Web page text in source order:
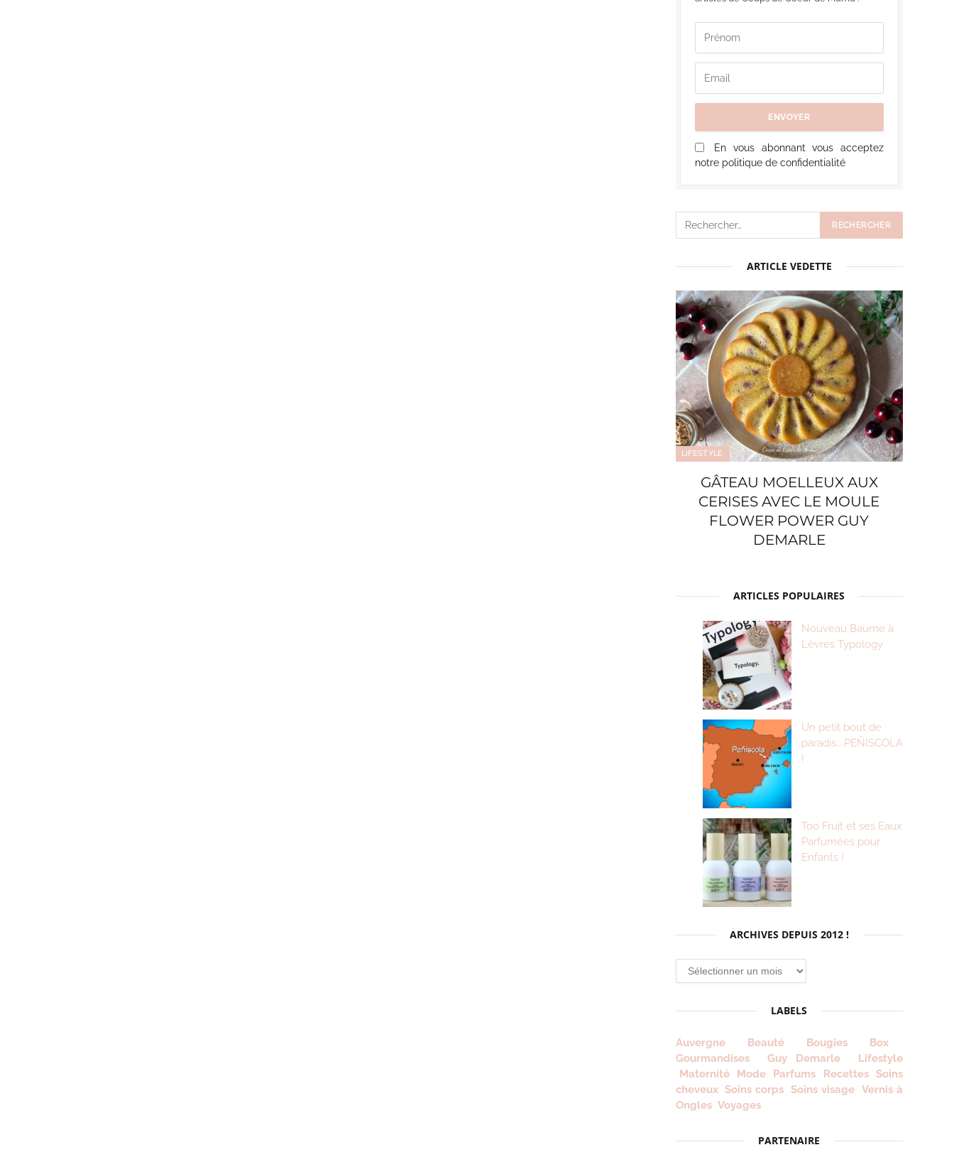
En vous abonnant vous acceptez
notre politique de confidentialité
ARTICLE VEDETTE
LIFESTYLE
GÂTEAU MOELLEUX AUX
CERISES AVEC LE MOULE
FLOWER POWER GUY
DEMARLE
ARTICLES POPULAIRES
Nouveau Baume à
Lèvres Typology
Un petit bout de
paradis… PEÑISCOLA
!
Too Fruit et ses Eaux
Parfumées pour
Enfants !
ARCHIVES DEPUIS 2012 !
Archives
depuis
!
LABELS
Auvergne Beauté Bougies
Box
Gourmandises
Guy Demarle
Lifestyle
Maternité
Mode Parfums Recettes Soins
cheveux Soins corps Soins visage Vernis à
Ongles Voyages
PARTENAIRE